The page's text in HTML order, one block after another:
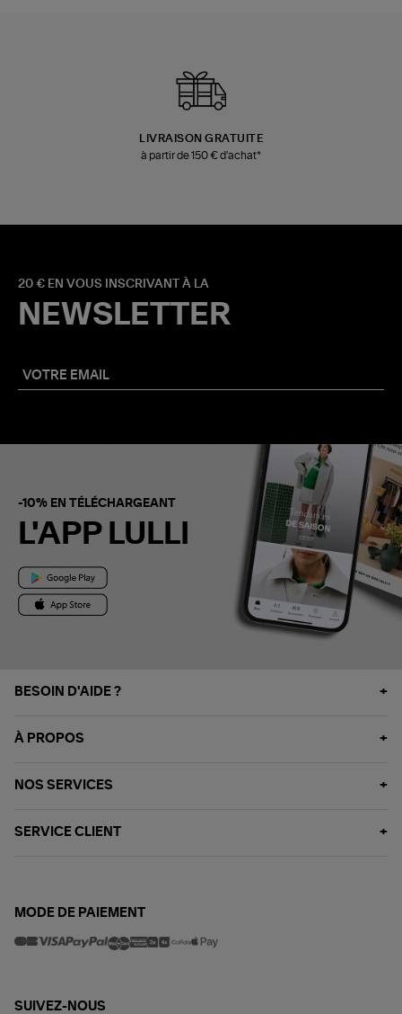
LIVRAISON GRATUITE
à partir de 150 € d'achat*
20 € EN VOUS INSCRIVANT À LA
NEWSLETTER
-10% EN TÉLÉCHARGEANT
L'APP LULLI
BESOIN D'AIDE ?
À PROPOS
NOS SERVICES
SERVICE CLIENT
MODE DE PAIEMENT
SUIVEZ-NOUS